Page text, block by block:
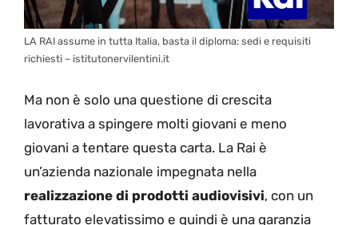
LA RAI assume in tutta Italia, basta il diploma: sedi e requisiti
richiesti – istitutonervilentini.it
Ma non è solo una questione di crescita
lavorativa a spingere molti giovani e meno
giovani a tentare questa carta. La Rai è
un’azienda nazionale impegnata nella
realizzazione di prodotti audiovisivi, con un
fatturato elevatissimo e quindi è una garanzia